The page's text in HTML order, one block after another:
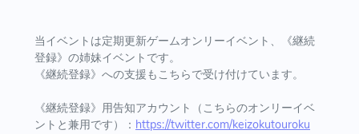
当イベントは定期更新ゲームオンリーイベント、《継続
登録》の姉妹イベントです。
《継続登録》への支援もこちらで受け付けています。
《継続登録》用告知アカウント（こちらのオンリーイベ
ントと兼用です）： https://twitter.com/keizokutouroku